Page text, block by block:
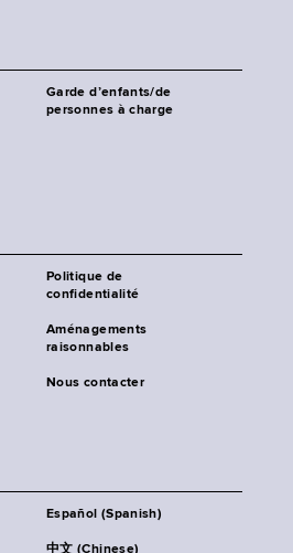
Garde d’enfants/de
personnes à charge
Politique de
confidentialité
Aménagements
raisonnables
Nous contacter
Español (Spanish)
中文 (Chinese)